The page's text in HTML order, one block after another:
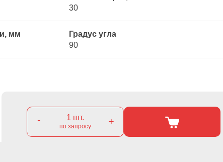
30
мм
Градус угла
90
- 1 шт.
по запросу +